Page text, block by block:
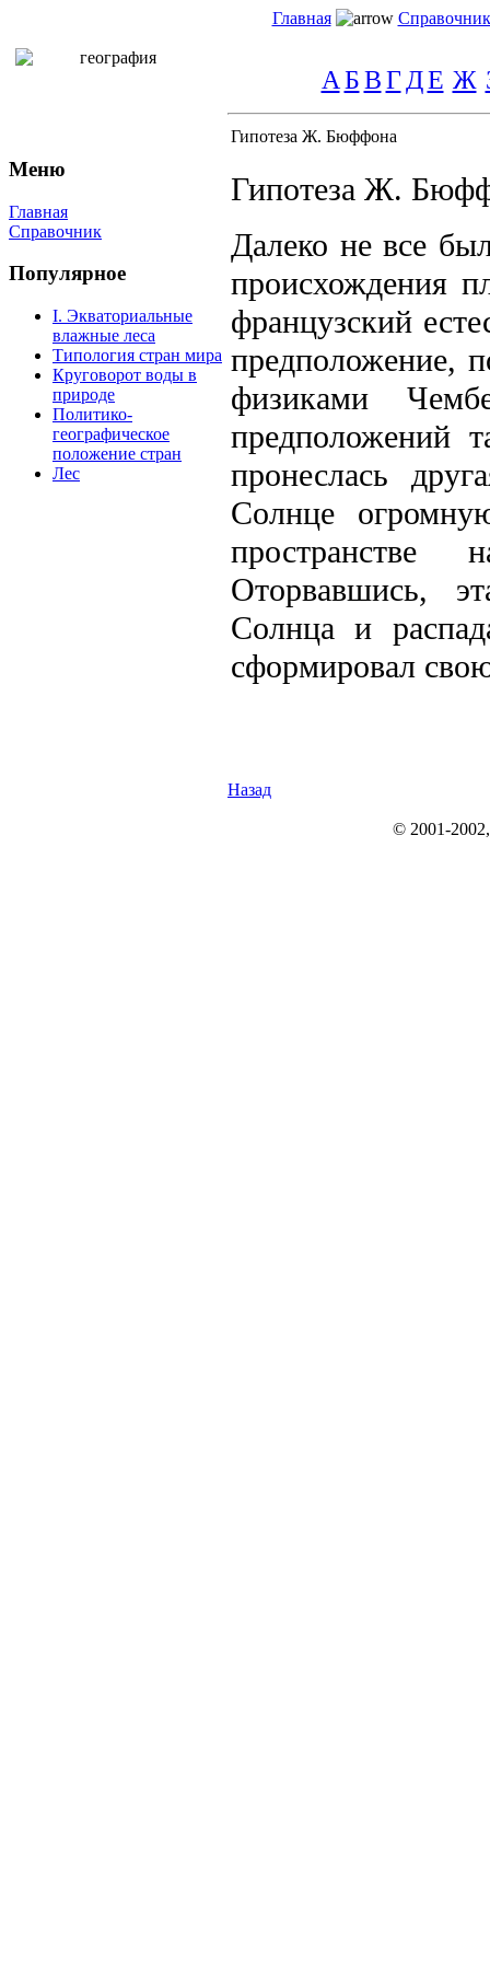
Главная Справочник
Меню
Главная
Справочник
Популярное
I. Экваториальные
влажные леса
Типология стран мира
Круговорот воды в
природе
Политико-
географическое
положение стран
Лес
А БВГ ДЕ Ж
Гипотеза Ж. Бюффона
Гипотеза Ж.
Далеко не все
происхождения
французский
предположение,
физиками
предположений
пронеслась
Солнце
пространстве
Оторвавшись,
Солнца и
сформировал
Назад
© 2001-